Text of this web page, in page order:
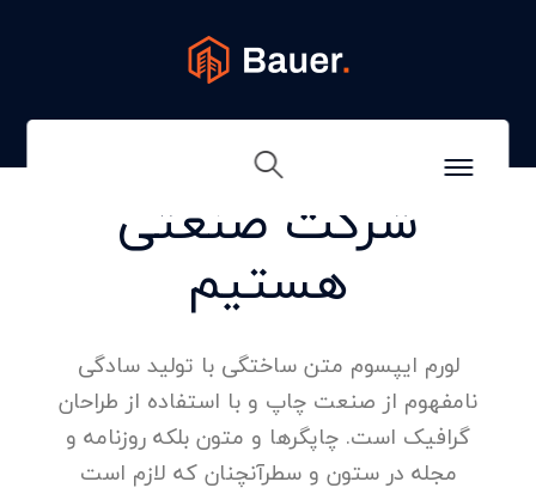
راه حل های صنعتی
ما بیش از یک
شرکت صنعتی
هستیم
لورم ایپسوم متن ساختگی با تولید سادگی
نامفهوم از صنعت چاپ و با استفاده از طراحان
گرافیک است. چاپگرها و متون بلکه روزنامه و
مجله در ستون و سطرآنچنان که لازم است